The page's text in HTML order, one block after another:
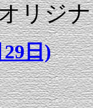
リジ
日)